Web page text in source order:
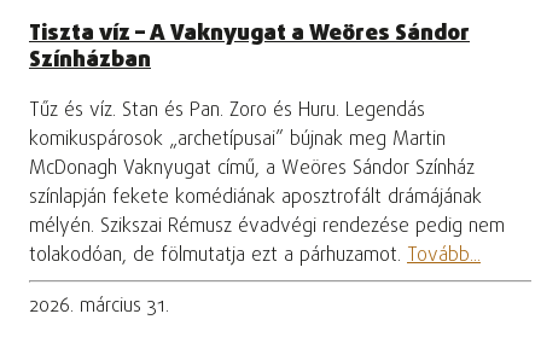
Tiszta víz – A Vaknyugat a Weöres Sándor
Színházban
Tűz és víz. Stan és Pan. Zoro és Huru. Legendás
komikuspárosok „archetípusai” bújnak meg Martin
McDonagh Vaknyugat című, a Weöres Sándor Színház
színlapján fekete komédiának aposztrofált drámájának
mélyén. Szikszai Rémusz évadvégi rendezése pedig nem
tolakodóan, de fölmutatja ezt a párhuzamot. Tovább...
2026. március 31.